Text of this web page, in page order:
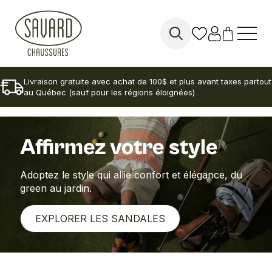
for:
Livraison gratuite avec achat de 100$ et plus avant taxes partout
au Québec (sauf pour les régions éloignées)
Affirmez votre style
Adoptez le style qui allie confort et élégance, du
green au jardin.
EXPLORER LES SANDALES